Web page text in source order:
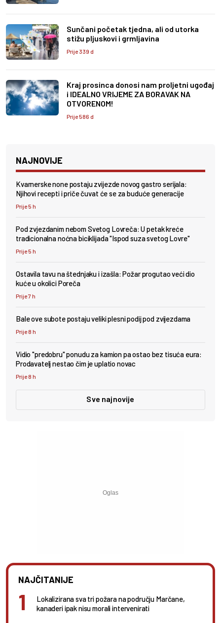
Sunčani početak tjedna, ali od utorka
stižu pljuskovi i grmljavina
Prije 339 d
Kraj prosinca donosi nam proljetni ugođaj
i IDEALNO VRIJEME ZA BORAVAK NA
OTVORENOM!
Prije 586 d
NAJNOVIJE
Kvarnerske none postaju zvijezde novog gastro serijala:
Njihovi recepti i priče čuvat će se za buduće generacije
Prije 5 h
Pod zvjezdanim nebom Svetog Lovreča: U petak kreće
tradicionalna noćna biciklijada "Ispod suza svetog Lovre"
Prije 5 h
Ostavila tavu na štednjaku i izašla: Požar progutao veći dio
kuće u okolici Poreča
Prije 7 h
Bale ove subote postaju veliki plesni podij pod zvijezdama
Prije 8 h
Vidio "predobru" ponudu za kamion pa ostao bez tisuća eura:
Prodavatelj nestao čim je uplatio novac
Prije 8 h
Sve najnovije
NAJČITANIJE
Lokalizirana sva tri požara na području Marčane,
kanaderi ipak nisu morali intervenirati